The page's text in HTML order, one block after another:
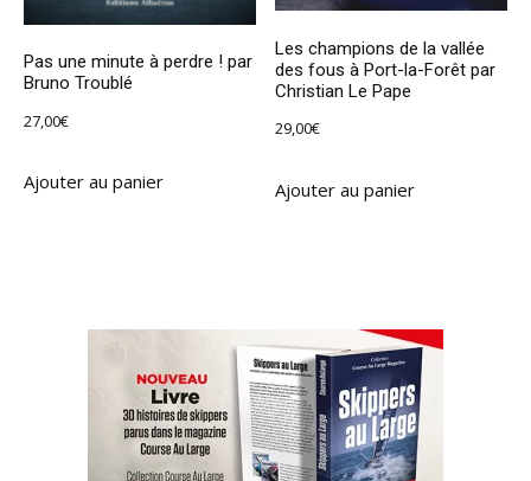
Pas une minute à perdre ! par
Bruno Troublé
27,00€
Ajouter au panier
Les champions de la vallée
des fous à Port-la-Forêt par
Christian Le Pape
29,00€
Ajouter au panier